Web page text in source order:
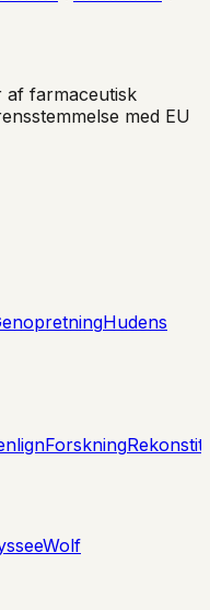
af farmaceutisk
med EU
Hudens
Forskning
Wolf